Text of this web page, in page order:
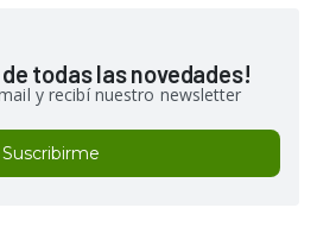
todas las novedades!
y recibí nuestro newsletter
Suscribirme